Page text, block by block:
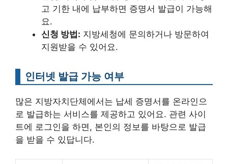
고 기한 내에 납부하면 증명서 발급이 가능해
요.
신청 방법: 지방세청에 문의하거나 방문하여
지원받을 수 있어요.
인터넷 발급 가능 여부
많은 지방자치단체에서는 납세 증명서를 온라인으
로 발급하는 서비스를 제공하고 있어요. 관련 사이
트에 로그인을 하면, 본인의 정보를 바탕으로 발급
을 받을 수 있답니다.